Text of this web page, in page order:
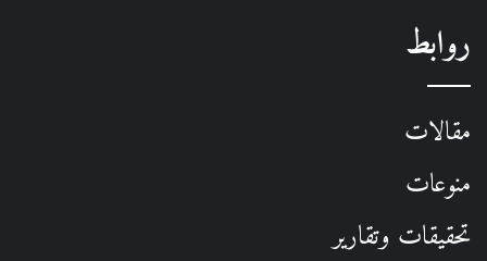
روابط
مقالات
منوعات
تحقيقات وتقارير